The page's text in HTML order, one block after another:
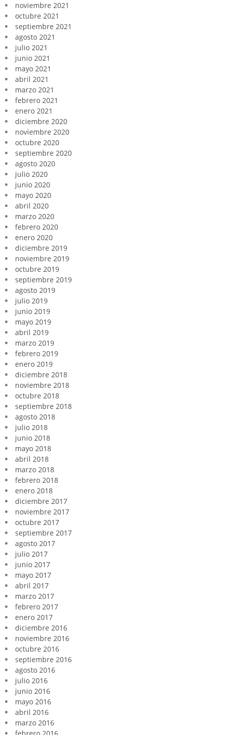
noviembre 2021
octubre 2021
septiembre 2021
agosto 2021
julio 2021
junio 2021
mayo 2021
abril 2021
marzo 2021
febrero 2021
enero 2021
diciembre 2020
noviembre 2020
octubre 2020
septiembre 2020
agosto 2020
julio 2020
junio 2020
mayo 2020
abril 2020
marzo 2020
febrero 2020
enero 2020
diciembre 2019
noviembre 2019
octubre 2019
septiembre 2019
agosto 2019
julio 2019
junio 2019
mayo 2019
abril 2019
marzo 2019
febrero 2019
enero 2019
diciembre 2018
noviembre 2018
octubre 2018
septiembre 2018
agosto 2018
julio 2018
junio 2018
mayo 2018
abril 2018
marzo 2018
febrero 2018
enero 2018
diciembre 2017
noviembre 2017
octubre 2017
septiembre 2017
agosto 2017
julio 2017
junio 2017
mayo 2017
abril 2017
marzo 2017
febrero 2017
enero 2017
diciembre 2016
noviembre 2016
octubre 2016
septiembre 2016
agosto 2016
julio 2016
junio 2016
mayo 2016
abril 2016
marzo 2016